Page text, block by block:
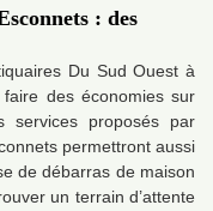
: des
Du Sud Ouest à
des économies sur
services proposés par
permettront aussi
de débarras de maison
un terrain d’attente